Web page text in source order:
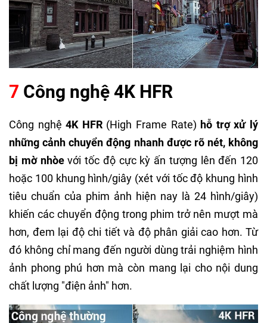
7 Công nghệ 4K HFR
Công nghệ4K HFR(High Frame Rate) hỗ trợ xử lý
những cảnh chuyển động nhanh được rõ nét, không
bị mờ nhòevới tốc độ cực kỳ ấn tượng lên đến 120
hoặc 100 khung hình/giây (xét với tốc độ khung hình
tiêu chuẩn của phim ảnh hiện nay là 24 hình/giây)
khiến các chuyển động trong phim trở nên mượt mà
hơn, đem lại độ chi tiết và độ phân giải cao hơn. Từ
đó không chỉ mang đến người dùng trải nghiệm hình
ảnh phong phú hơn mà còn mang lại cho nội dung
chất lượng "điện ảnh" hơn.